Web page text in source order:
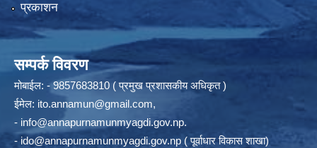
प्रकाशन
सम्पर्क विवरण
मोबाईल: - 9857683810 ( प्रमुख प्रशासकीय अधिकृत )
ईमेल: ito.annamun@gmail.com,
- info@annapurnamunmyagdi.gov.np.
- ido@annapurnamunmyagdi.gov.np ( पूर्वाधार विकास शाखा)